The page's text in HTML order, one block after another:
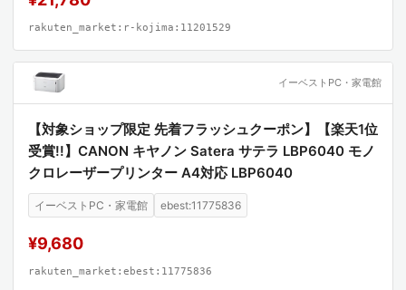
rakuten_market:r-kojima:11201529
イーベストPC・家電館
【対象ショップ限定 先着フラッシュクーポン】【楽天1位
受賞!!】CANON キヤノン Satera サテラ LBP6040 モノ
クロレーザープリンター A4対応 LBP6040
イーベストPC・家電館 ebest:11775836
¥9,680
rakuten_market:ebest:11775836